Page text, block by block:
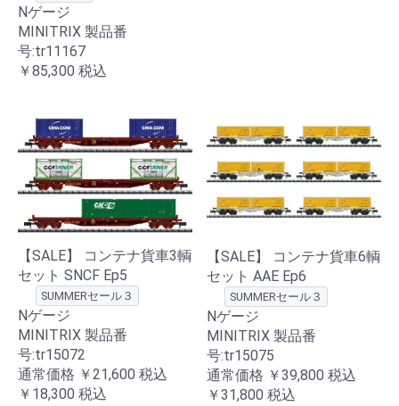
Nゲージ
MINITRIX 製品番
号:tr11167
￥85,300 税込
【SALE】 コンテナ貨車3輌
セット SNCF Ep5
SUMMERセール３
Nゲージ
MINITRIX 製品番
号:tr15072
通常価格 ￥21,600 税込
￥18,300 税込
【SALE】 コンテナ貨車6輌
セット AAE Ep6
SUMMERセール３
Nゲージ
MINITRIX 製品番
号:tr15075
通常価格 ￥39,800 税込
￥31,800 税込